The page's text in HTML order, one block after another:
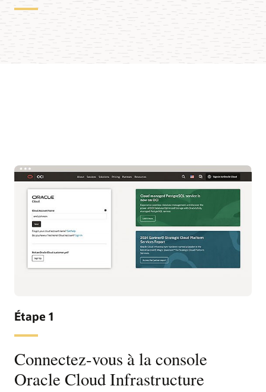
Étape 1
Connectez-vous à la console
Oracle Cloud Infrastructure